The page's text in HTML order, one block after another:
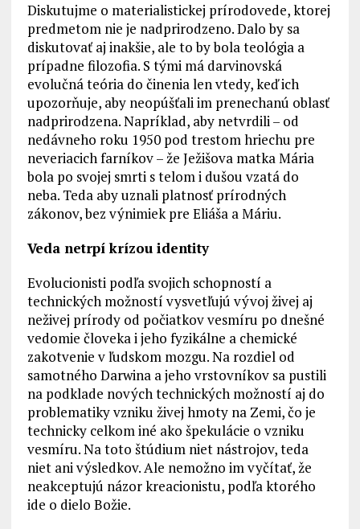
Diskutujme o materialistickej prírodovede, ktorej
predmetom nie je nadprirodzeno. Dalo by sa
diskutovať aj inakšie, ale to by bola teológia a
prípadne filozofia. S tými má darvinovská
evolučná teória do činenia len vtedy, keď ich
upozorňuje, aby neopúšťali im prenechanú oblasť
nadprirodzena. Napríklad, aby netvrdili – od
nedávneho roku 1950 pod trestom hriechu pre
neveriacich farníkov – že Ježišova matka Mária
bola po svojej smrti s telom i dušou vzatá do
neba. Teda aby uznali platnosť prírodných
zákonov, bez výnimiek pre Eliáša a Máriu.
Veda netrpí krízou identity
Evolucionisti podľa svojich schopností a
technických možností vysvetľujú vývoj živej aj
neživej prírody od počiatkov vesmíru po dnešné
vedomie človeka i jeho fyzikálne a chemické
zakotvenie v ľudskom mozgu. Na rozdiel od
samotného Darwina a jeho vrstovníkov sa pustili
na podklade nových technických možností aj do
problematiky vzniku živej hmoty na Zemi, čo je
technicky celkom iné ako špekulácie o vzniku
vesmíru. Na toto štúdium niet nástrojov, teda
niet ani výsledkov. Ale nemožno im vyčítať, že
neakceptujú názor kreacionistu, podľa ktorého
ide o dielo Božie.